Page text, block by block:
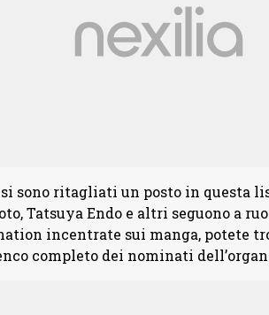
sono ritagliati un posto in questa
Tatsuya Endo e altri seguono a
incentrate sui manga, potete
completo dei nominati